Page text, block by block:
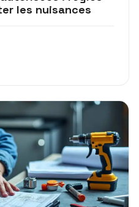
les nuisances